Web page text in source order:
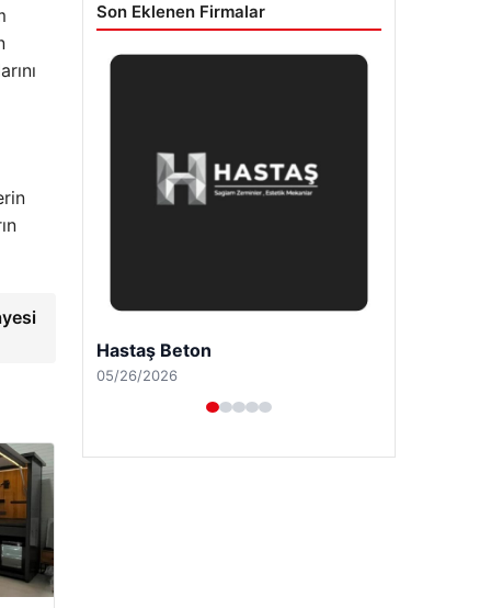
Son Eklenen Firmalar
Prenses Night Club
04/29/2026